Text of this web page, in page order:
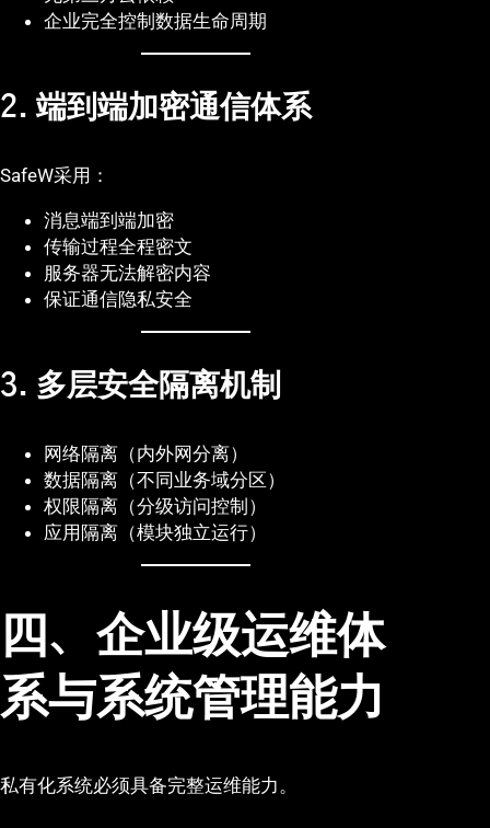
企业完全控制数据生命周期
2. 端到端加密通信体系
SafeW采用：
消息端到端加密
传输过程全程密文
服务器无法解密内容
保证通信隐私安全
3. 多层安全隔离机制
网络隔离（内外网分离）
数据隔离（不同业务域分区）
权限隔离（分级访问控制）
应用隔离（模块独立运行）
四、企业级运维体
系与系统管理能力
私有化系统必须具备完整运维能力。